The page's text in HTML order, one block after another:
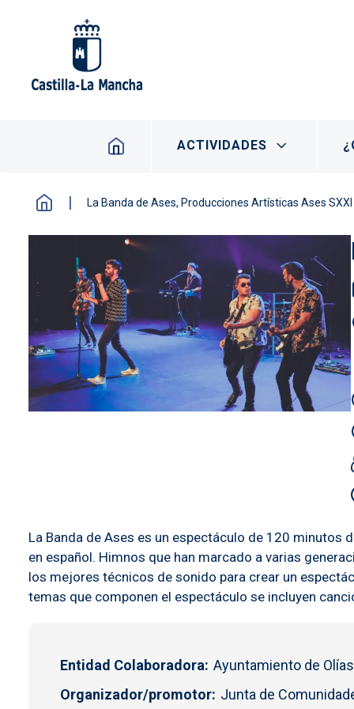
Navegación principal
ACTIVIDADES
La Banda de Ases, Producciones Artísticas Ases SXXI
La Banda de Ases es un espectáculo de 120 minutos
en español. Himnos que han marcado a varias
los mejores técnicos de sonido para crear un
temas que componen el espectáculo se incluyen
Entidad Colaboradora Ayuntamiento de
Organizador/promotor Junta de